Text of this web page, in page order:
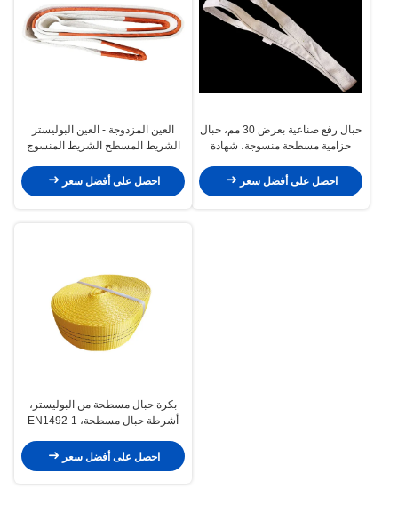
حبال رفع صناعية بعرض 30 مم، حبال
حزامية مسطحة منسوجة، شهادة
احصل على أفضل سعر
العين المزدوجة - العين البوليستر
الشريط المسطح الشريط المنسوج
الشريط
احصل على أفضل سعر
بكرة حبال مسطحة من البوليستر،
أشرطة حبال مسطحة، EN1492-1
احصل على أفضل سعر